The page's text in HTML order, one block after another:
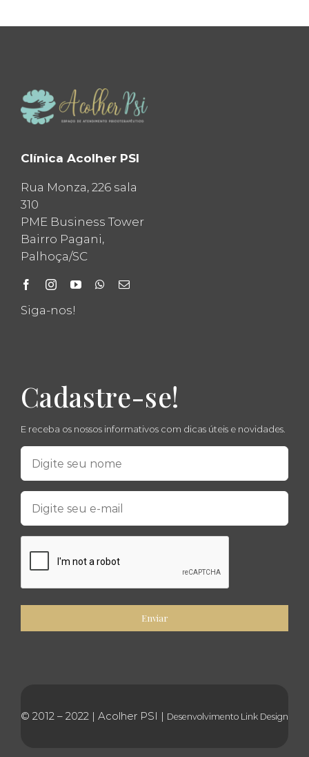
Clínica Acolher PSI
Rua Monza, 226 sala
310
PME Business Tower
Bairro Pagani,
Palhoça/SC
Siga-nos!
Cadastre-se!
E receba os nossos informativos com dicas úteis e novidades.
© 2012 – 2022 | Acolher PSI | Desenvolvimento Link Design